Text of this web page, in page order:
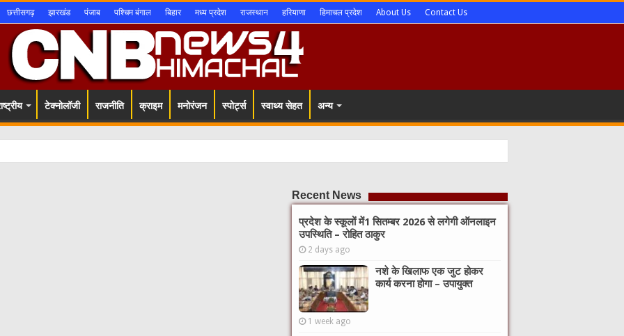
छत्तीसगढ़ झारखंड पंजाब पश्चिम बंगाल बिहार मध्य प्रदेश राजस्थान हरियाणा हिमाचल प्रदेश About Us Contact Us
टेक्नोलॉजी राजनीति क्राइम मनोरंजन स्पोर्ट्स स्वाथ्य सेहत अन्य
Recent News
प्रदेश के स्कूलों में1 सितम्बर 2026 से लगेगी ऑनलाइन
उपस्थिति – रोहित ठाकुर
2 days ago
नशे के खिलाफ एक जुट होकर
कार्य करना होगा – उपायुक्त
1 week ago